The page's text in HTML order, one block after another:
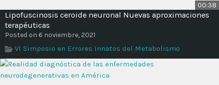
00:38
Lipofuscinosis ceroide neuronal Nuevas aproximaciones
terapéuticas
Posted on 6 noviembre, 2021
VI Simposio en Errores Innatos del Metabolismo